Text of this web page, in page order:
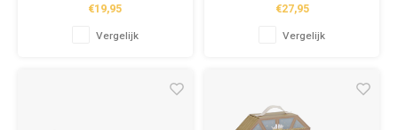
€19,95
Vergelijk
€27,95
Vergelijk